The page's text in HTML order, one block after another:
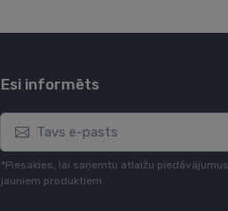
Esi informēts
*Piesakies, lai saņemtu atlaižu
jauniem produktiem